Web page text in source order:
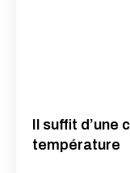
Il suffit d’une
température